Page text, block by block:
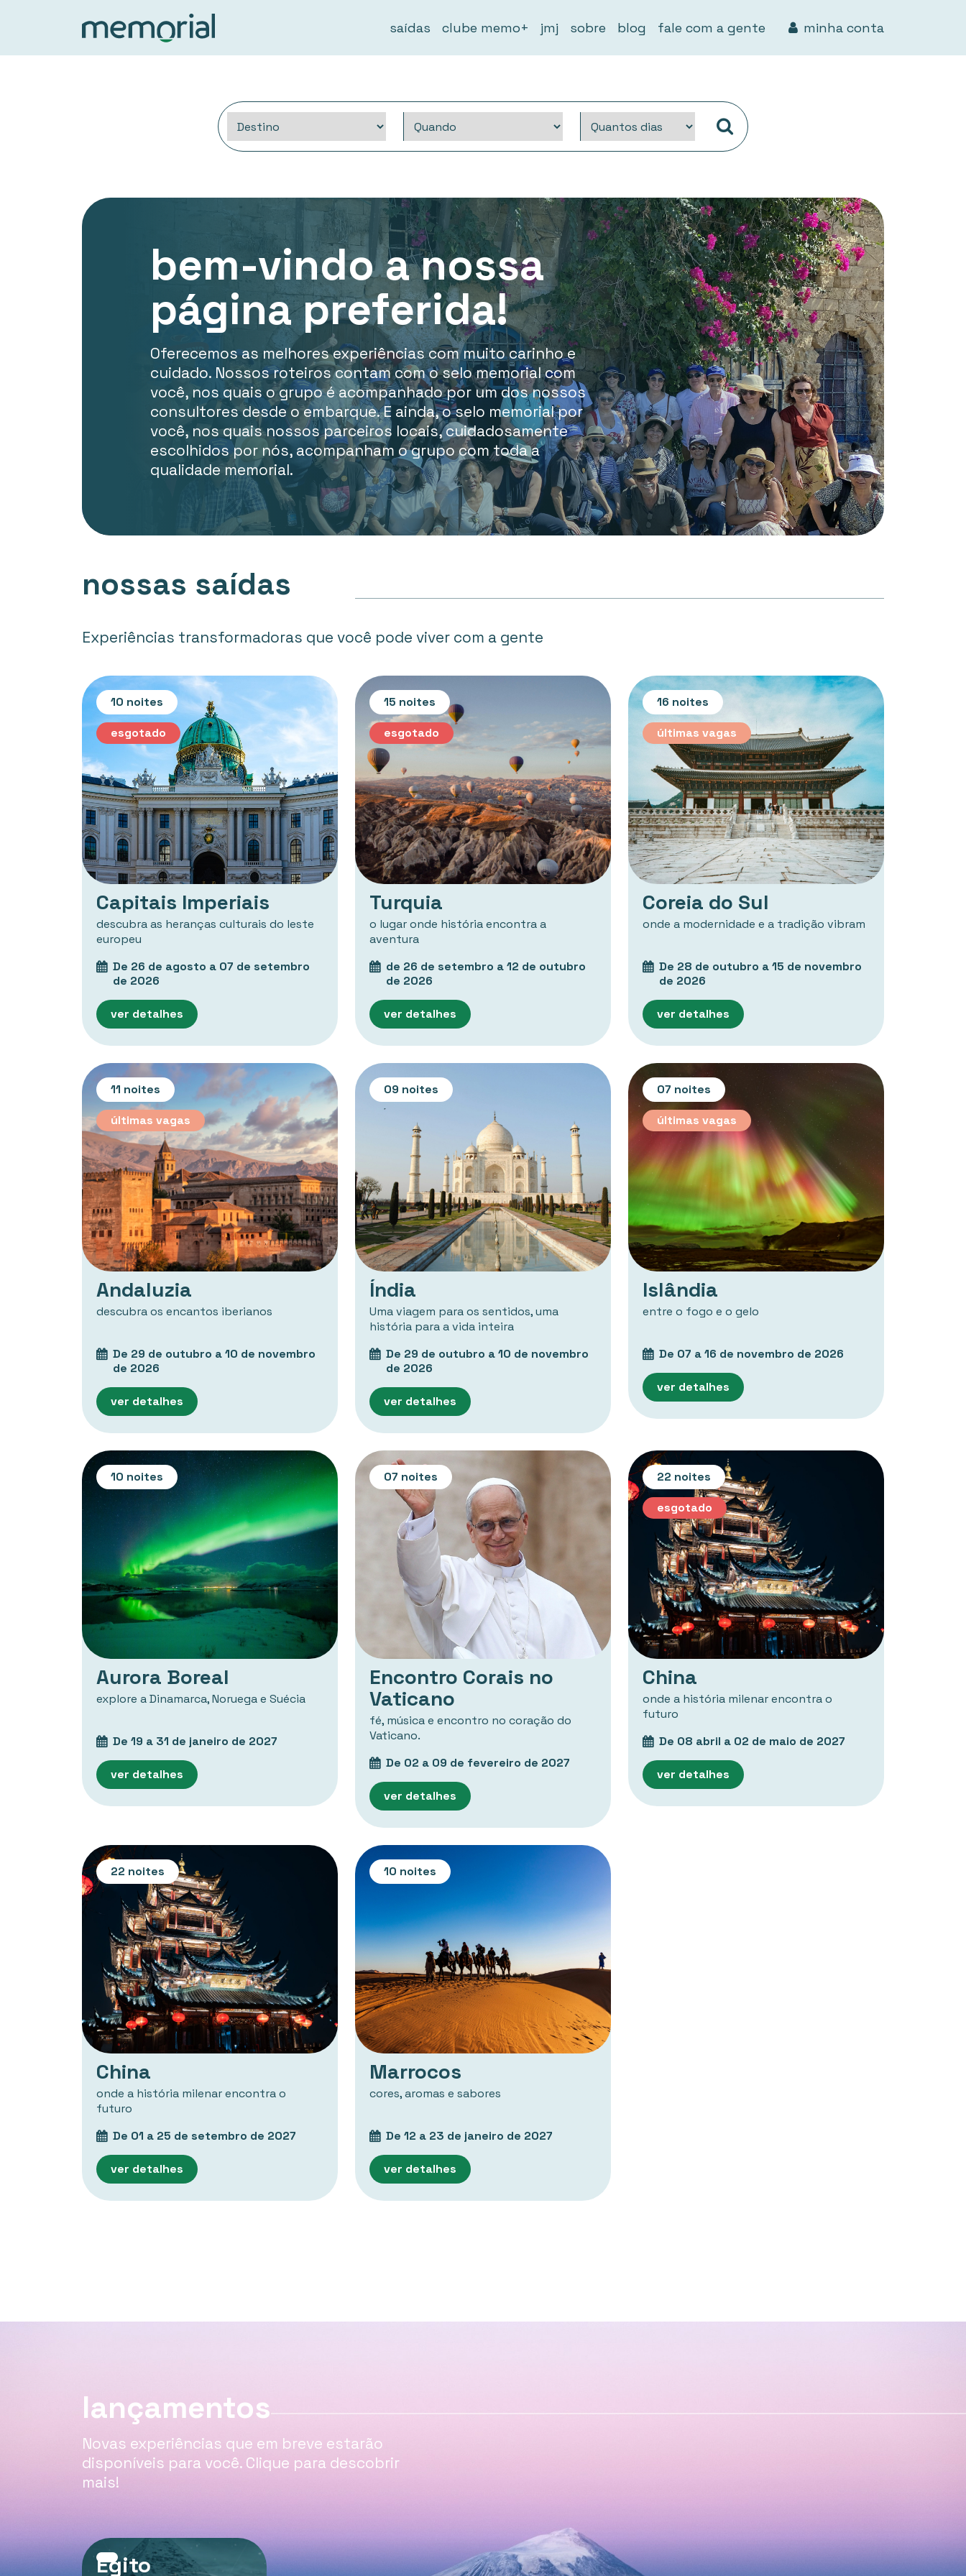
saídas clube memo+ jmj sobre blog fale com a gente minha conta
bem-vindo a nossa
página preferida!
Oferecemos as melhores experiências com muito carinho e
cuidado. Nossos roteiros contam com o selo memorial com
você, nos quais o grupo é acompanhado por um dos nossos
consultores desde o embarque. E ainda, o selo memorial por
você, nos quais nossos parceiros locais, cuidadosamente
escolhidos por nós, acompanham o grupo com toda a
qualidade memorial.
nossas saídas
Experiências transformadoras que você pode viver com a gente
10 noites
esgotado
Capitais Imperiais
descubra as heranças culturais do leste
europeu
De 26 de agosto a 07 de setembro
de 2026
ver detalhes
15 noites
esgotado
Turquia
o lugar onde história encontra a
aventura
de 26 de setembro a 12 de outubro
de 2026
ver detalhes
16 noites
últimas vagas
Coreia do Sul
onde a modernidade e a tradição vibram
De 28 de outubro a 15 de novembro
de 2026
ver detalhes
11 noites
últimas vagas
Andaluzia
descubra os encantos iberianos
De 29 de outubro a 10 de novembro
de 2026
ver detalhes
09 noites
Índia
Uma viagem para os sentidos, uma
história para a vida inteira
De 29 de outubro a 10 de novembro
de 2026
ver detalhes
07 noites
últimas vagas
Islândia
entre o fogo e o gelo
De 07 a 16 de novembro de 2026
ver detalhes
10 noites
Aurora Boreal
explore a Dinamarca, Noruega e Suécia
De 19 a 31 de janeiro de 2027
ver detalhes
07 noites
Encontro Corais no
Vaticano
fé, música e encontro no coração do
Vaticano.
De 02 a 09 de fevereiro de 2027
ver detalhes
22 noites
esgotado
China
onde a história milenar encontra o
futuro
De 08 abril a 02 de maio de 2027
ver detalhes
22 noites
China
onde a história milenar encontra o
futuro
De 01 a 25 de setembro de 2027
ver detalhes
10 noites
Marrocos
cores, aromas e sabores
De 12 a 23 de janeiro de 2027
ver detalhes
lançamentos
Novas experiências que em breve estarão
disponíveis para você. Clique para descobrir
mais!
Egito